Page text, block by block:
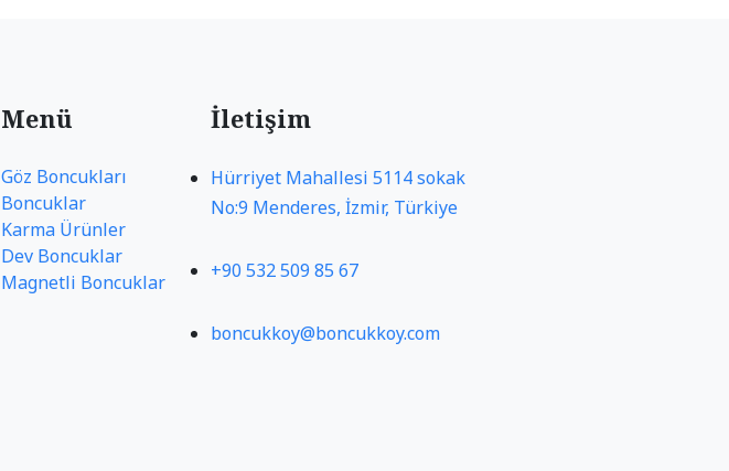
Menü
Göz Boncukları
Boncuklar
Karma Ürünler
Dev Boncuklar
Magnetli Boncuklar
İletişim
Hürriyet Mahallesi 5114 sokak
No:9 Menderes, İzmir, Türkiye
+90 532 509 85 67
boncukkoy@boncukkoy.com